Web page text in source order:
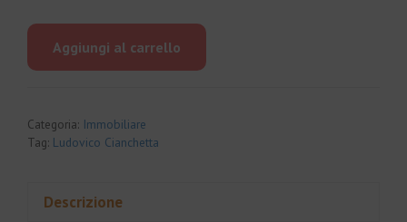
era:
è:
Aggiungi al carrello
Categoria: Immobiliare
Tag: Ludovico Cianchetta
Descrizione